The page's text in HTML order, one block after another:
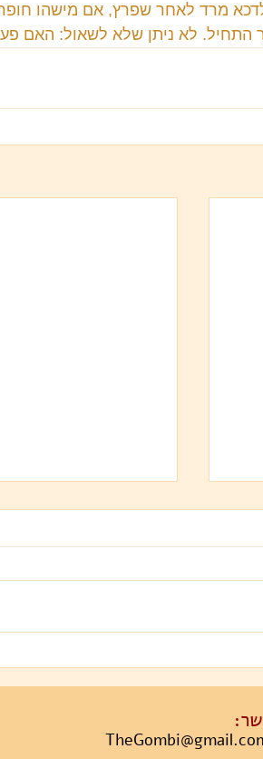
מרד לאחר שפרץ, אם מישהו
לא ניתן שלא לשאול: האם